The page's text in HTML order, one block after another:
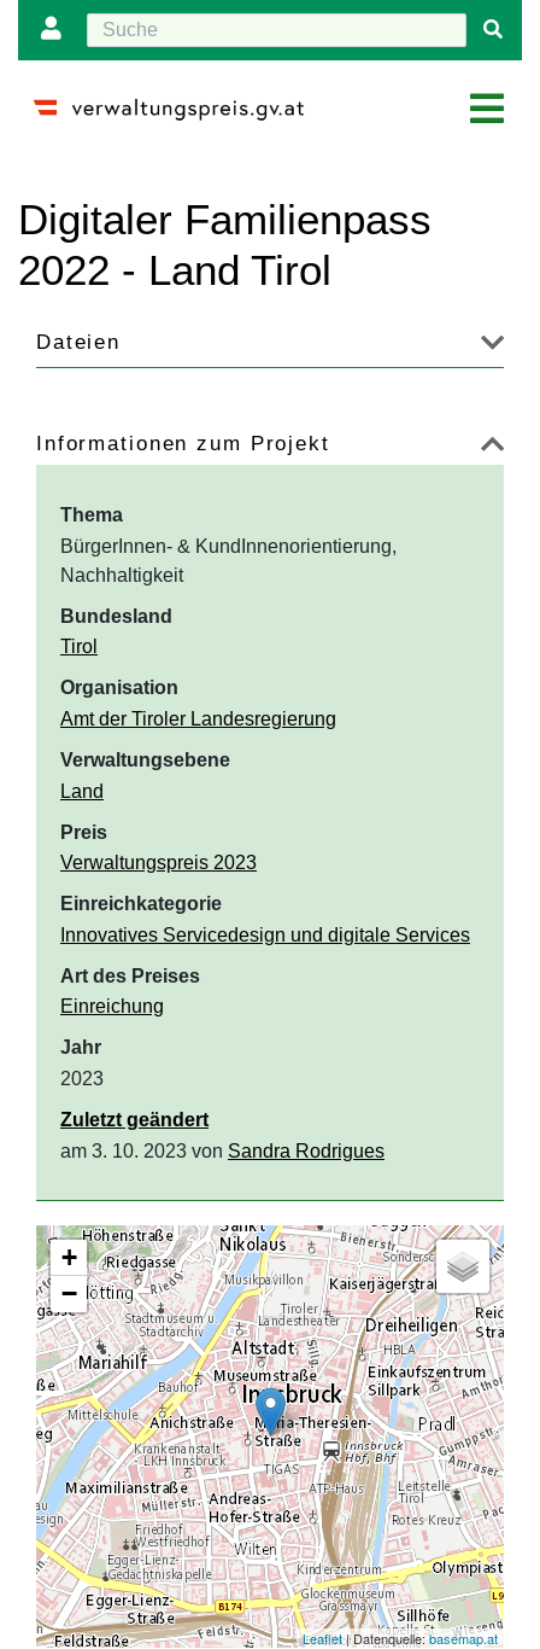
Digitaler Familienpass
2022 - Land Tirol
Dateien
Informationen zum Projekt
Thema
BürgerInnen- & KundInnenorientierung,
Nachhaltigkeit
Bundesland
Tirol
Organisation
Amt der Tiroler Landesregierung
Verwaltungsebene
Land
Preis
Verwaltungspreis 2023
Einreichkategorie
Innovatives Servicedesign und digitale Services
Art des Preises
Einreichung
Jahr
2023
Zuletzt geändert
am 3. 10. 2023 von Sandra Rodrigues
+
−
Leaflet| Datenquelle:basemap.at